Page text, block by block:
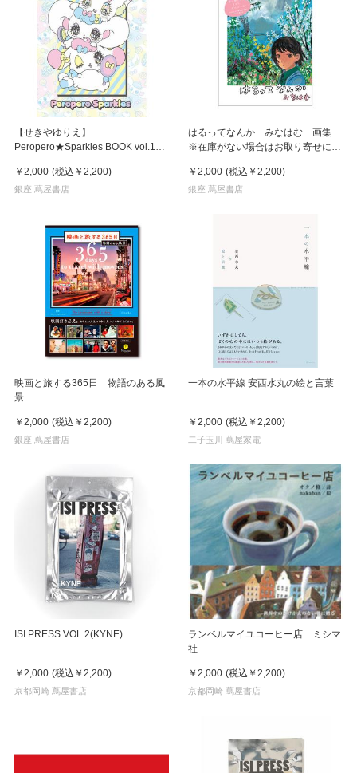
【せきやゆりえ】
Peropero★Sparkles BOOK vol.1
￥2,000 (税込 ￥2,200)
銀座 蔦屋書店
はるってなんか みなはむ 画集
※在庫がない場合はお取り寄せに2
￥2,000 (税込 ￥2,200)
銀座 蔦屋書店
映画と旅する365日 物語のある風
景
￥2,000 (税込 ￥2,200)
銀座 蔦屋書店
一本の水平線 安西水丸の絵と言葉
￥2,000 (税込 ￥2,200)
二子玉川 蔦屋家電
ISI PRESS VOL.2(KYNE)
￥2,000 (税込 ￥2,200)
京都岡崎 蔦屋書店
ランベルマイユコーヒー店 ミシマ
社
￥2,000 (税込 ￥2,200)
京都岡崎 蔦屋書店